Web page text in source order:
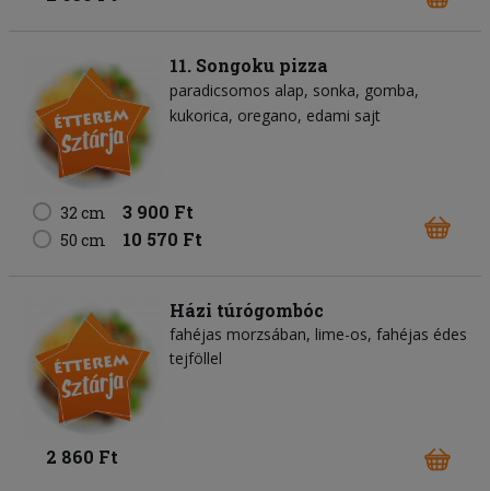
11. Songoku pizza
paradicsomos alap sonka gomba
kukorica oregano edami sajt
32 cm 3 900 Ft
50 cm 10 570 Ft
Házi túrógombóc
fahéjas morzsában, lime-os, fahéjas édes
tejföllel
2 860 Ft